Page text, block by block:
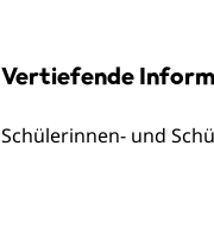
Vertiefende
Schülerinnen- und